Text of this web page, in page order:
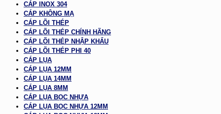
CÁP INOX 304
CÁP KHÔNG MẠ
CÁP LÕI THÉP
CÁP LÕI THÉP CHÍNH HÃNG
CÁP LÕI THÉP NHẬP KHẨU
CÁP LÕI THÉP PHI 40
CÁP LỤA
CÁP LỤA 12MM
CÁP LỤA 14MM
CÁP LỤA 8MM
CÁP LỤA BỌC NHỰA
CÁP LỤA BỌC NHỰA 12MM